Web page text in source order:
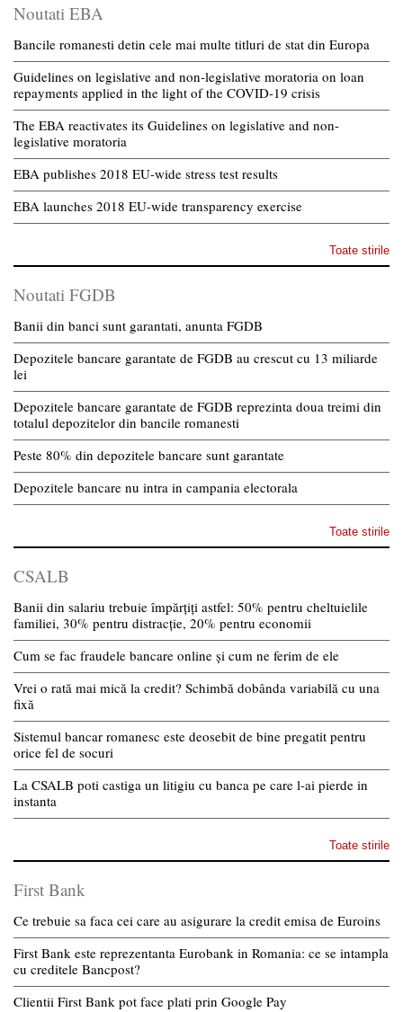
Noutati EBA
Bancile romanesti detin cele mai multe titluri de stat din Europa
Guidelines on legislative and non-legislative moratoria on loan
repayments applied in the light of the COVID-19 crisis
The EBA reactivates its Guidelines on legislative and non-
legislative moratoria
EBA publishes 2018 EU-wide stress test results
EBA launches 2018 EU-wide transparency exercise
Toate stirile
Noutati FGDB
Banii din banci sunt garantati, anunta FGDB
Depozitele bancare garantate de FGDB au crescut cu 13 miliarde
lei
Depozitele bancare garantate de FGDB reprezinta doua treimi din
totalul depozitelor din bancile romanesti
Peste 80% din depozitele bancare sunt garantate
Depozitele bancare nu intra in campania electorala
Toate stirile
CSALB
Banii din salariu trebuie împărțiți astfel: 50% pentru cheltuielile
familiei, 30% pentru distracție, 20% pentru economii
Cum se fac fraudele bancare online și cum ne ferim de ele
Vrei o rată mai mică la credit? Schimbă dobânda variabilă cu una
fixă
Sistemul bancar romanesc este deosebit de bine pregatit pentru
orice fel de socuri
La CSALB poti castiga un litigiu cu banca pe care l-ai pierde in
instanta
Toate stirile
First Bank
Ce trebuie sa faca cei care au asigurare la credit emisa de Euroins
First Bank este reprezentanta Eurobank in Romania: ce se intampla
cu creditele Bancpost?
Clientii First Bank pot face plati prin Google Pay